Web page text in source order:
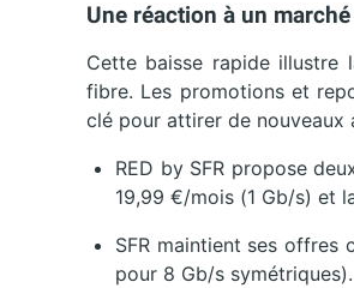
Une réaction à un
Cette baisse rapide illustre
fibre. Les promotions et
clé pour attirer de nouveaux
RED by SFR propose
19,99 €/mois (1 Gb/s) et
SFR maintient ses offres
pour 8 Gb/s symétriques).